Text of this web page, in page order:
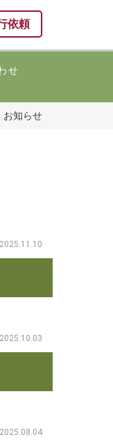
依頼
せ
お知らせ
2025.11.10
2025.10.03
2025.08.04